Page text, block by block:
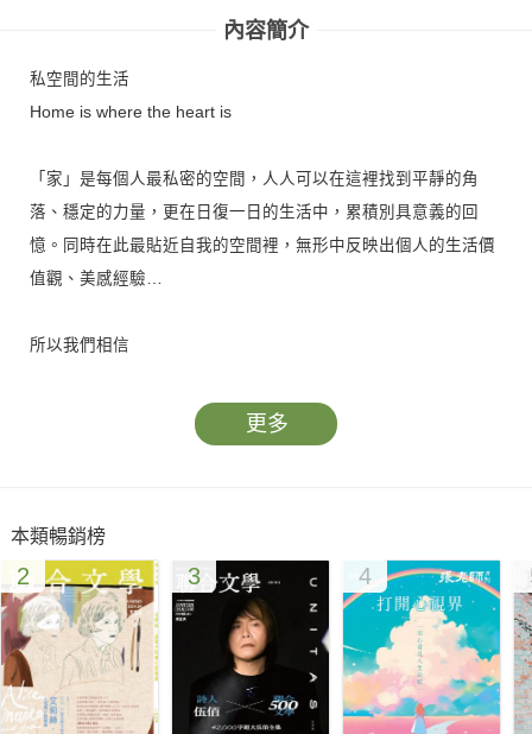
內容簡介
私空間的生活
Home is where the heart is
「家」是每個人最私密的空間，人人可以在這裡找到平靜的角
落、穩定的力量，更在日復一日的生活中，累積別具意義的回
憶。同時在此最貼近自我的空間裡，無形中反映出個人的生活價
值觀、美感經驗…
所以我們相信
有好的生活品質，時時充滿能量。
改造八十年老宅成個人縮影
一家三口聚在餐桌做各自的事
有了自己的房子開始認識生活
住所打理好帶來工作的靈感
家是一處個人小型藝廊
更多
本類暢銷榜
2 3 4